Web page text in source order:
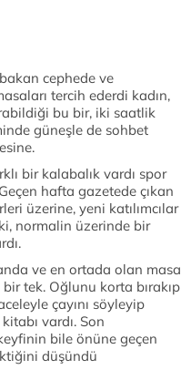
cephede ve
tercih ederdi kadın,
bu bir, iki saatlik
güneşle de sohbet
bir kalabalık vardı spor
hafta gazetede çıkan
üzerine, yeni katılımcılar
normalin üzerinde bir
ve en ortada olan masa
bir tek. Oğlunu korta bırakıp
çayını söyleyip
vardı. Son
bile önüne geçen
düşündü